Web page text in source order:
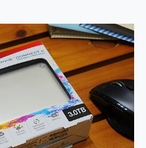
超驚艷 讓人一眼就愛上 LENOVO 聯想 Yoga Book 9 14吋 AI輕薄筆電 開箱 評測
美到讓人超想擁有 moto pad 60 系列 與 Moto | Swarovski razr 60 冰藍限定版本 開箱 評測
好用的 EaseUS Partition Master 讓您輕鬆的移除與格式化有防寫保護的隨身碟或SD卡
一鍵修復模糊影片、舊照的 AI 好幫手! VideoProc Converter AI 新版全解析 × 年末優惠，一篇全看懂
小朋友才做選擇 投影機 RGB藍牙音響 氛圍情境燈 我通通都要！ Starfish 2 幻彩膠囊投影機｜結合「 智慧投影 & 煥彩流動 」的沈浸式生活新體驗
iPhone 17 系列 有認證的防護來囉！ imos 首家導入 UL MCV 行銷宣告驗證的手機配件品牌
DJI Osmo Pocket 3 爽爽帶回家 歡慶 EaseUS 21 週年到來，「Slogan 海報徵稿活動」好康大放送